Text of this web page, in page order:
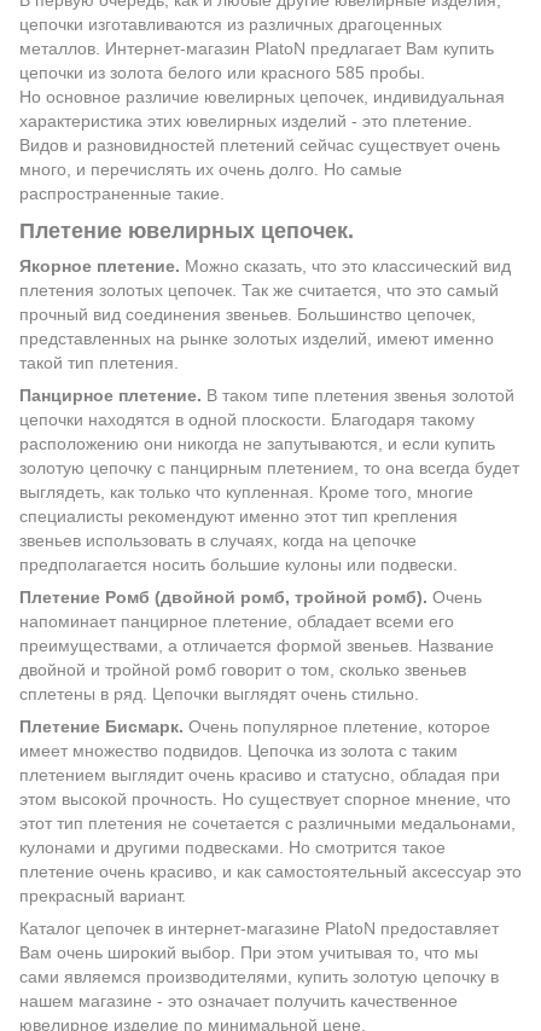
цепочки изготавливаются из различных драгоценных
металлов. Интернет-магазин PlatoN предлагает Вам купить
цепочки из золота белого или красного 585 пробы.
Но основное различие ювелирных цепочек, индивидуальная
характеристика этих ювелирных изделий - это плетение.
Видов и разновидностей плетений сейчас существует очень
много, и перечислять их очень долго. Но самые
распространенные такие.
Плетение ювелирных цепочек.
Якорное плетение. Можно сказать, что это классический вид
плетения золотых цепочек. Так же считается, что это самый
прочный вид соединения звеньев. Большинство цепочек,
представленных на рынке золотых изделий, имеют именно
такой тип плетения.
Панцирное плетение. В таком типе плетения звенья золотой
цепочки находятся в одной плоскости. Благодаря такому
расположению они никогда не запутываются, и если купить
золотую цепочку с панцирным плетением, то она всегда будет
выглядеть, как только что купленная. Кроме того, многие
специалисты рекомендуют именно этот тип крепления
звеньев использовать в случаях, когда на цепочке
предполагается носить большие кулоны или подвески.
Плетение Ромб (двойной ромб, тройной ромб). Очень
напоминает панцирное плетение, обладает всеми его
преимуществами, а отличается формой звеньев. Название
двойной и тройной ромб говорит о том, сколько звеньев
сплетены в ряд. Цепочки выглядят очень стильно.
Плетение Бисмарк. Очень популярное плетение, которое
имеет множество подвидов. Цепочка из золота с таким
плетением выглядит очень красиво и статусно, обладая при
этом высокой прочность. Но существует спорное мнение, что
этот тип плетения не сочетается с различными медальонами,
кулонами и другими подвесками. Но смотрится такое
плетение очень красиво, и как самостоятельный аксессуар это
прекрасный вариант.
Каталог цепочек в интернет-магазине PlatoN предоставляет
Вам очень широкий выбор. При этом учитывая то, что мы
сами являемся производителями, купить золотую цепочку в
нашем магазине - это означает получить качественное
ювелирное изделие по минимальной цене.